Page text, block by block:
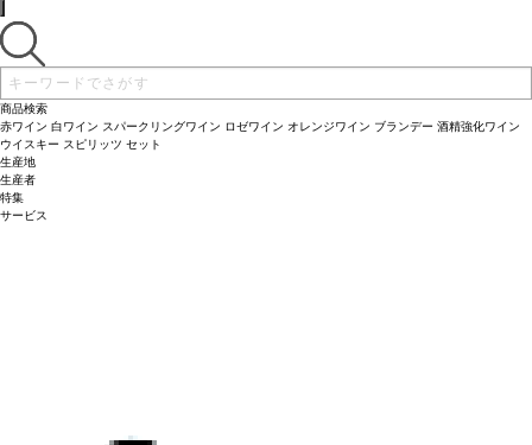
らしいワイン。
ティ・ヴェルド
があり、粉末状や砂糖漬けにしたイチゴを感じる。ビスケットのようなアロマとイ
チジクが混ざり合い、シナモンのニュアンスを持つ。テクスチャーは柔らかで、癖
がなくのびやか。余韻が長く複雑、かつ繊細なアロマが残るバランスの取れた素晴
らしいワイン。 葡萄品種
ティ・ヴェルド
商品検索
赤ワイン 白ワイン スパークリングワイン ロゼワイン オレンジワイン ブランデー 酒精強化ワイン
ウイスキー スピリッツ セット
生産地
生産者
特集
サービス